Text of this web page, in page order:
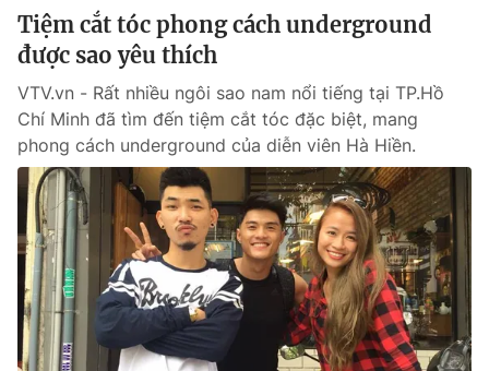
Emagazine Podcast
Photo Infographic
Video Shorts video
VTV Money VTV Thể thao
VTV Sức khoẻ Bất động sản
Thị trường 24h Tấm lòng Việt
Tiệm cắt tóc phong cách underground
được sao yêu thích
VTV.vn - Rất nhiều ngôi sao nam nổi tiếng tại TP.Hồ
Chí Minh đã tìm đến tiệm cắt tóc đặc biệt, mang
phong cách underground của diễn viên Hà Hiền.